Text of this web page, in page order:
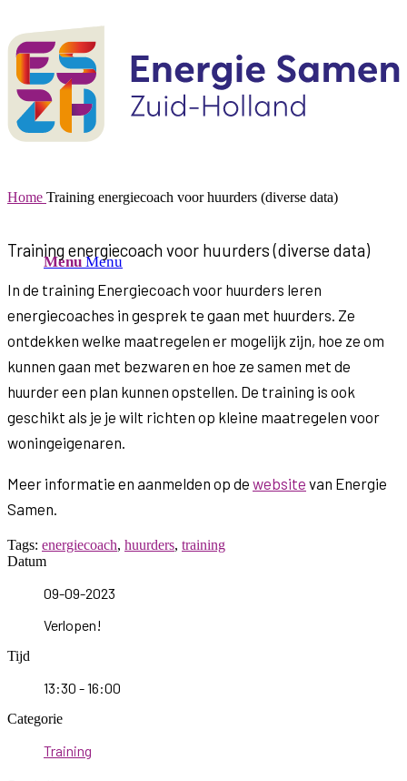
Menu Menu
Home Training energiecoach voor huurders (diverse data)
Training energiecoach voor huurders (diverse data)
In de training Energiecoach voor huurders leren
energiecoaches in gesprek te gaan met huurders. Ze
ontdekken welke maatregelen er mogelijk zijn, hoe ze om
kunnen gaan met bezwaren en hoe ze samen met de
huurder een plan kunnen opstellen. De training is ook
geschikt als je je wilt richten op kleine maatregelen voor
woningeigenaren.
Meer informatie en aanmelden op de website van Energie
Samen.
Tags: energiecoach, huurders, training
Datum
09-09-2023
Verlopen!
Tijd
13:30 - 16:00
Categorie
Training